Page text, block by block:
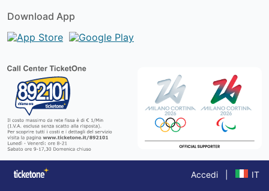
Download App
Accedi IT